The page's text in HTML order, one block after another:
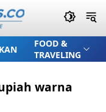
FOOD &
TRAVELING
warna